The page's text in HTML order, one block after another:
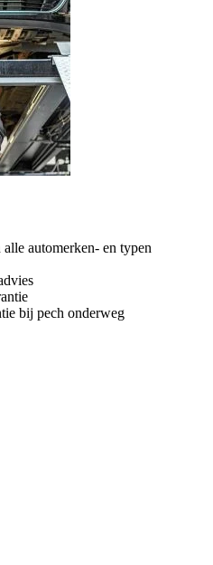
automerken- en typen
bij pech onderweg